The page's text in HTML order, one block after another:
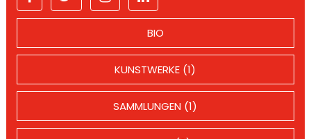
BIO
KUNSTWERKE (1)
SAMMLUNGEN (1)